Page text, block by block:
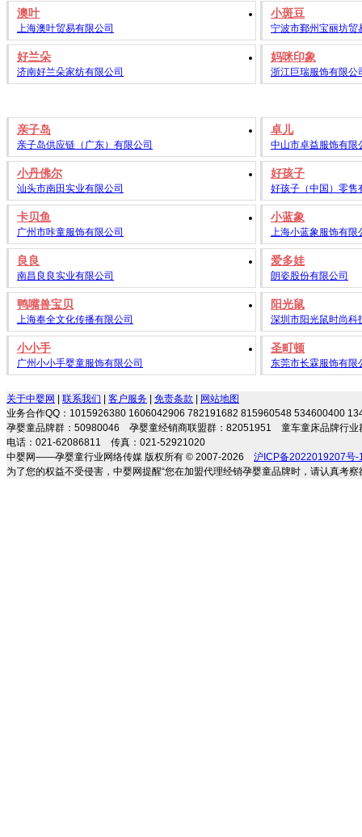
澳叶
上海澳叶贸易有限公司
小斑豆
宁波市鄞州宝丽坊贸
好兰朵
济南好兰朵家纺有限公司
妈咪印象
浙江巨瑞服饰有限公
亲子岛
亲子岛供应链（广东）有限公司
卓儿
中山市卓益服饰有限
小丹佛尔
汕头市南田实业有限公司
好孩子
好孩子（中国）零售
卡贝鱼
广州市咔童服饰有限公司
小蓝象
上海小蓝象服饰有限
良良
南昌良良实业有限公司
爱多娃
朗姿股份有限公司
鸭嘴兽宝贝
上海奉全文化传播有限公司
阳光鼠
深圳市阳光鼠时尚科
小小手
广州小小手婴童服饰有限公司
圣町顿
东莞市长霖服饰有限
关于中婴网 | 联系我们 | 客户服务 | 免责条款 | 网站地图
业务合作QQ：1015926380 1606042906 782191682 815960548 534600400
孕婴童品牌群：50980046 孕婴童经销商联盟群：82051951 童车童床品牌行
电话：021-62086811 传真：021-52921020
中婴网——孕婴童行业网络传媒 版权所有 © 2007-2026 沪ICP备2022019207号-
为了您的权益不受侵害，中婴网提醒“您在加盟代理经销孕婴童品牌时，请认真考